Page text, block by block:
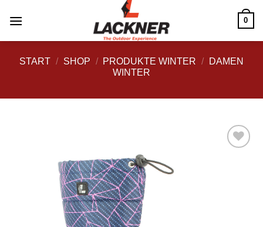
Inhalt
0
START / SHOP / PRODUKTE WINTER /
DAMEN
WINTER